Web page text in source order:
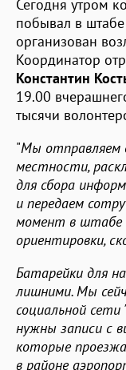
Сегодня утром
побывал в
организован
Координатор
Константин
19.00
тысячи
"Мы отправляем
местности,
для сбора
и передаем
момент в штабе
ориентировки,
Батарейки для
лишними. Мы
социальной
нужны записи с
которые
в районе